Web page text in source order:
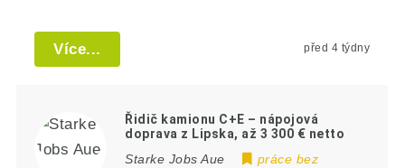
Více... před 4 týdny
Řidič kamionu C+E – nápojová
doprava z Lipska, až 3 300 € netto
Starke Jobs Aue
práce bez